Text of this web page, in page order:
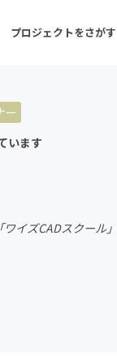
プロジェクトをさがす
フード・飲
ー
います
イズCADスクー